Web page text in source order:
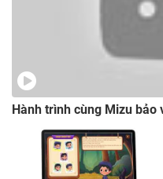
Hành trình cùng Mizu